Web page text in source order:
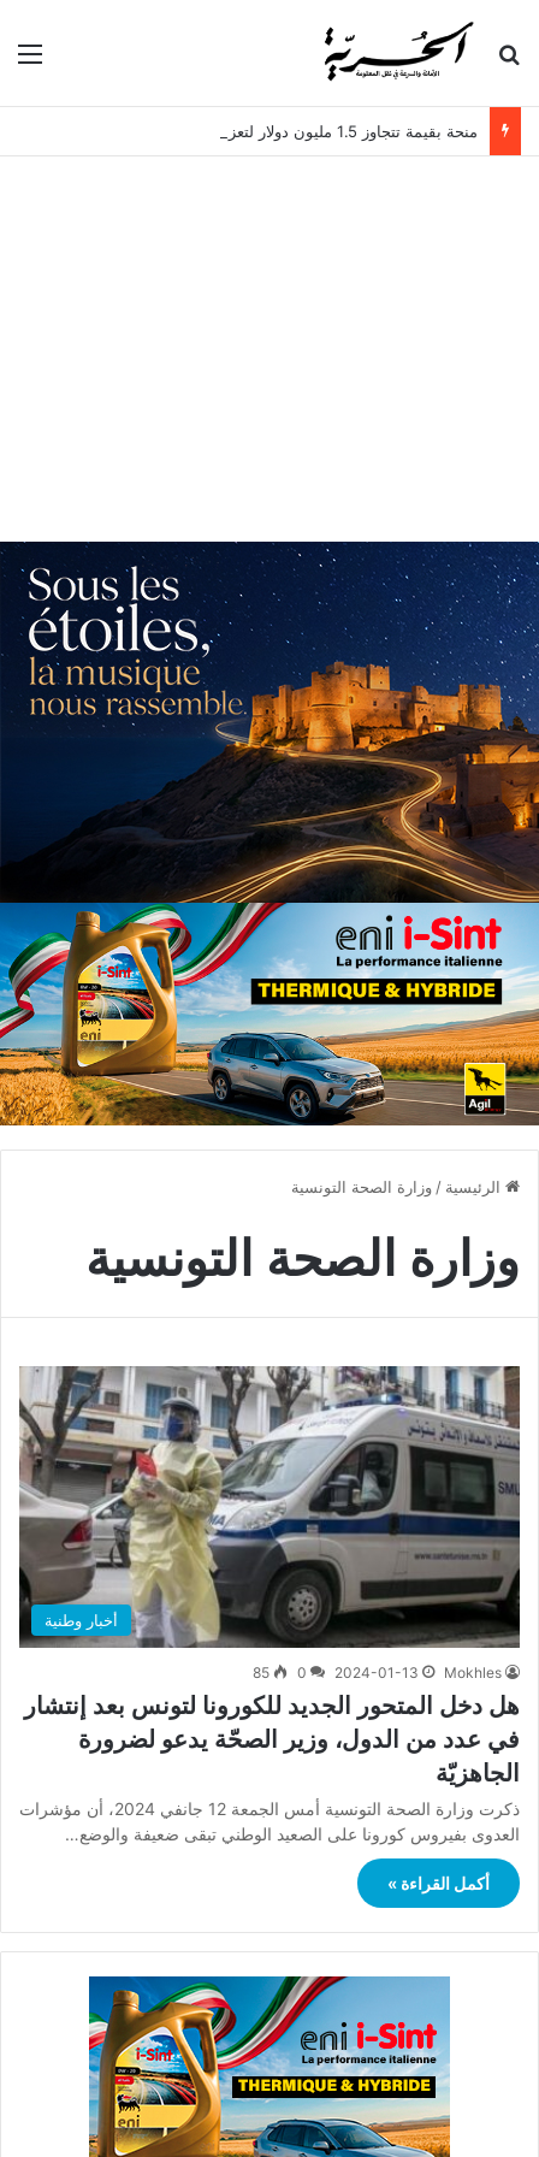
بحث عن
الرئيسية / وزارة الصحة التونسية
وزارة الصحة التونسية
أخبار وطنية
Mokhles
2024-01-13
0
85
هل دخل المتحور الجديد للكورونا لتونس بعد إنتشار
في عدد من الدول، وزير الصحّة يدعو لضرورة
الجاهزيّة
ذكرت وزارة الصحة التونسية أمس الجمعة 12 جانفي 2024، أن مؤشرات
العدوى بفيروس كورونا على الصعيد الوطني تبقى ضعيفة والوضع…
أكمل القراءة »